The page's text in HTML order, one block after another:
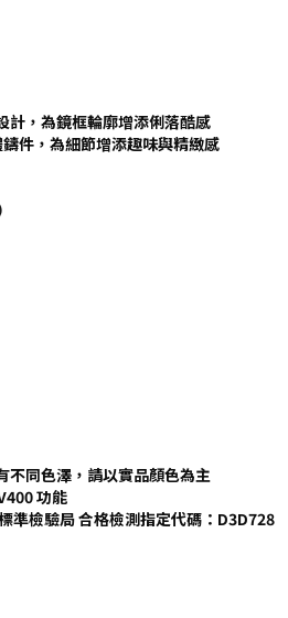
計，為鏡框輪廓增添俐落酷感
件，為細節增添趣味與精緻感
不同色澤，請以實品顏色為主
功能
準檢驗局 合格檢測指定代碼：D3D728